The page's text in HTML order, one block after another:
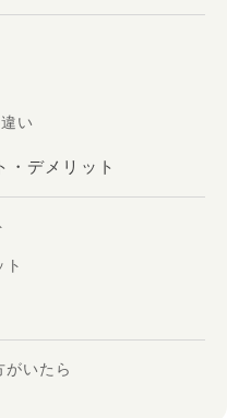
い
・デメリット
いたら